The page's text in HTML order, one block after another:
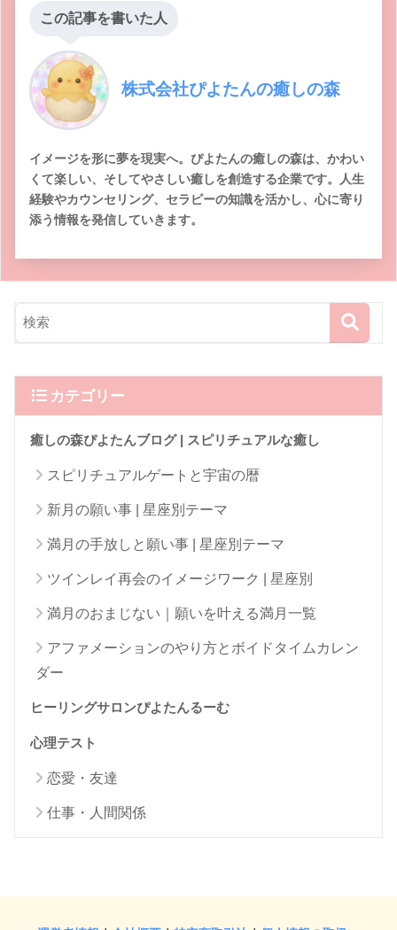
この記事を書いた人
株式会社ぴよたんの癒しの森
イメージを形に夢を現実へ。ぴよたんの癒しの森は、かわい
くて楽しい、そしてやさしい癒しを創造する企業です。人生
経験やカウンセリング、セラピーの知識を活かし、心に寄り
添う情報を発信していきます。
カテゴリー
癒しの森ぴよたんブログ | スピリチュアルな癒し
スピリチュアルゲートと宇宙の暦
新月の願い事 | 星座別テーマ
満月の手放しと願い事 | 星座別テーマ
ツインレイ再会のイメージワーク | 星座別
満月のおまじない｜願いを叶える満月一覧
アファメーションのやり方とボイドタイムカレン
ダー
ヒーリングサロンぴよたんるーむ
心理テスト
恋愛・友達
仕事・人間関係